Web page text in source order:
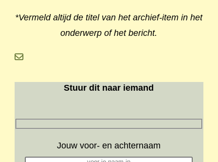
*Vermeld altijd de titel van het archief-item in het
onderwerp of het bericht.
Stuur dit naar iemand
Jouw voor- en achternaam